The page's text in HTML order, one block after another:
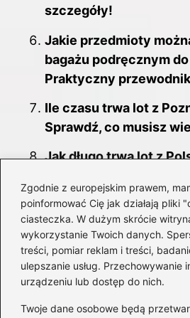
Zgodnie z europejskim prawem,
poinformować Cię jak działają pliki
ciasteczka. W dużym skrócie
wykorzystanie Twoich danych.
treści, pomiar reklam i treści,
ulepszanie usług. Przechowywanie
urządzeniu lub dostęp do nich.
Twoje dane osobowe będą
szczegóły!
Jakie przedmioty
bagażu podręcznym
Praktyczny przewodnik
Ile czasu trwa lot z
Sprawdź, co musisz
Jak długo trwa lot z
Jak długo trwa lot z
Sprawdź nasz
Najlepsze walizki do
Ryanair – co warto